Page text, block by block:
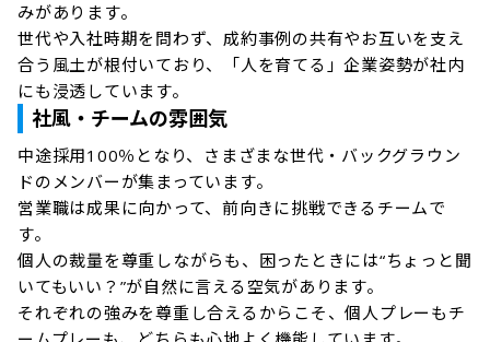
みがあります。
世代や入社時期を問わず、成約事例の共有やお互いを支え
合う風土が根付いており、「人を育てる」企業姿勢が社内
社風・チームの雰囲気
中途採用100％となり、さまざまな世代・バックグラウン
ドのメンバーが集まっています。
営業職は成果に向かって、前向きに挑戦できるチームで
す。
個人の裁量を尊重しながらも、困ったときには“ちょっと聞
いてもいい？”が自然に言える空気があります。
それぞれの強みを尊重し合えるからこそ、個人プレーもチ